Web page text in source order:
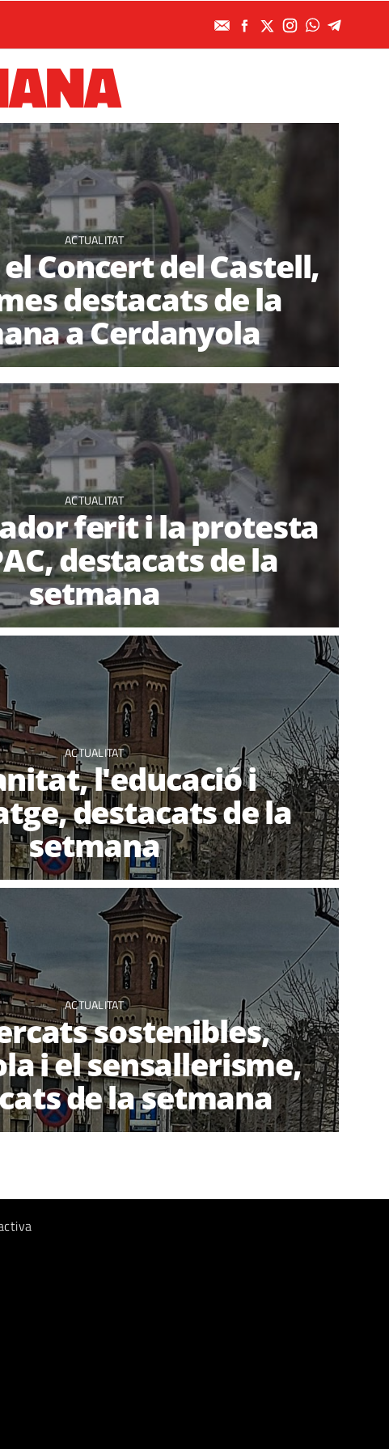
ACTUALITAT
Concert del Castell,
destacats de la
a Cerdanyola
ACTUALITAT
ferit i la protesta
destacats de la
setmana
ACTUALITAT
l'educació i
destacats de la
setmana
ACTUALITAT
sostenibles,
i el sensallerisme,
de la setmana